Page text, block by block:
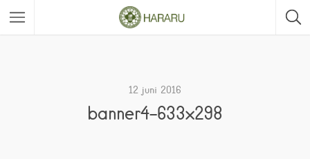
12 juni 2016
banner4-633×298